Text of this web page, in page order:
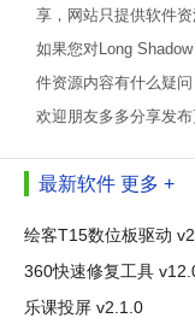
享，网站只提供软件资
如果您对Long
件资源内容有什么疑问
欢迎朋友多多分享发布
最新软件 更多 +
绘客T15数位板驱动
360快速修复工具
乐课投屏 v2.1.0